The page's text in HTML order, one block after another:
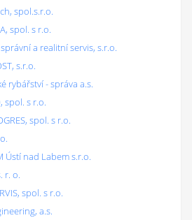
spol.s.r.o.
spol. s r.o.
a realitní servis, s.r.o.
s.r.o.
rybářství - správa a.s.
spol. s r.o.
spol. s r.o.
Ústí nad Labem s.r.o.
r. o.
spol. s r.o.
a.s.